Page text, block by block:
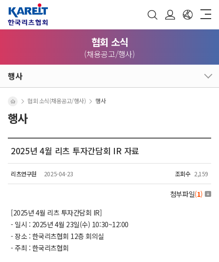
협회 소식
(채용공고/행사)
행사
행사
협회 소식(채용공고/행사) 행사
2025년 4월 리츠 투자간담회 IR 자료
리츠연구원 2025-04-23 조회수 2,159
첨부파일(1)
[2025년 4월 리츠 투자간담회 IR]
- 일시 : 2025년 4월 23일(수) 10:30~12:00
- 장소 : 한국리츠협회 12층 회의실
- 주최 : 한국리츠협회